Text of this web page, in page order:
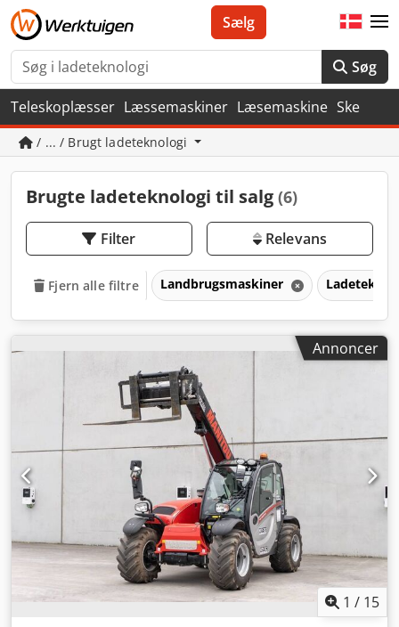
Søg
Sælg
Teleskoplæsser Læssemaskiner Læsemaskine Ske
/ ... / Brugt ladeteknologi
Brugte ladeteknologi til salg (6)
Filter Relevans
Fjern alle filtre Landbrugsmaskiner
Annoncer
1 / 15